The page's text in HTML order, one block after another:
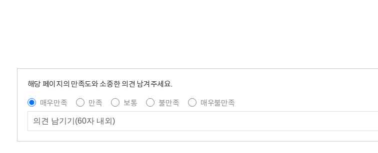
해당 페이지의 만족도와 소중한 의견 남겨주세요.
매우만족
만족 보통 불만족
매우불만족